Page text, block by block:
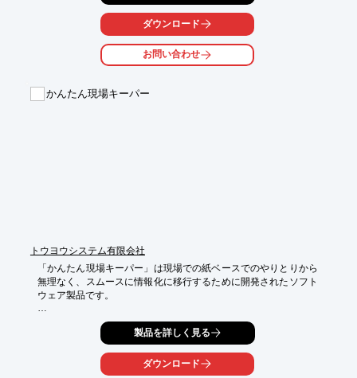
従来の大がかりなセンサーやゲートウェイ機器を使用したIoT製
装置を制御しているPLC内の情報をダイレクトにkintoneのアプリ
へ書込むことができ、
またkintoneのアプリにある情報もPLC側から読み出すことも可能
日常的な業務にkintoneアプリを使用されている企業様であれば、
工場の管理に専用のシステムを別途構築しなくても済み、
ダウンロード
お問い合わせ
かんたん現場キーパー
トウヨウシステム有限会社
「かんたん現場キーパー」は現場での紙ベースでのやりとりから
無理なく、スムースに情報化に移行するために開発されたソフト
ウェア製品です。
◆◆ 2022年4月よりマイコン版に加えてスマホ版を追加しまし
(紙ベースの運用から IT化へのスムースな移行）
現場の IT化というと、大幅な運用の見直しや大規模な設備投資が
製品を詳しく見る
ダウンロード